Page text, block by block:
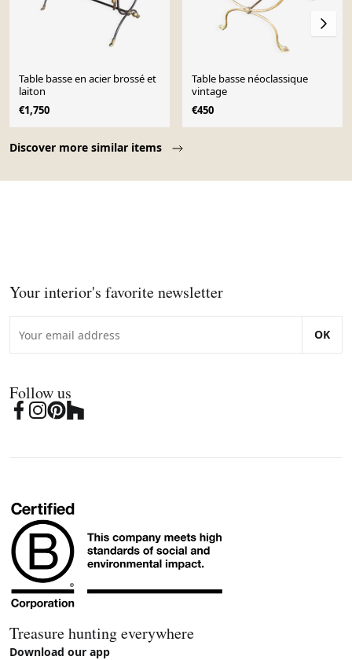
Discover more similar items
Table basse en acier brossé et
laiton
€1,750
Table basse néoclassique
vintage
€450
Your interior's favorite newsletter
OK
Follow us
Treasure hunting everywhere
Download our app